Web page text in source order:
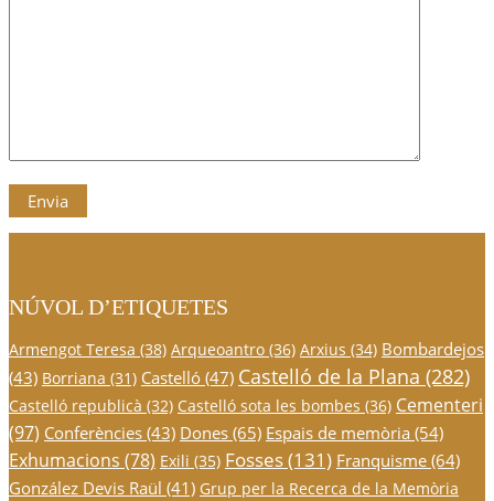
NÚVOL D’ETIQUETES
Armengot Teresa (38) Arqueoantro (36) Arxius (34) Bombardejos
(43) Borriana (31) Castelló (47) Castelló de la Plana (282)
Castelló republicà (32) Castelló sota les bombes (36) Cementeri
(97) Conferències (43) Dones(65) Espais de memòria (54)
Exhumacions (78) Exili (35) Fosses(131) Franquisme(64)
González Devis Raül (41) Grup per la Recerca de la Memòria